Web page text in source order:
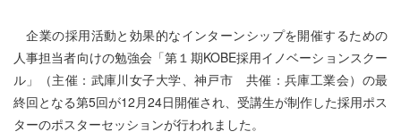
企業の採用活動と効果的なインターンシップを開催するための
人事担当者向けの勉強会「第１期KOBE採用イノベーションスクー
ル」（主催：武庫川女子大学、神戸市 共催：兵庫工業会）の最
終回となる第5回が12月24日開催され、受講生が制作した採用ポス
ターのポスターセッションが行われました。